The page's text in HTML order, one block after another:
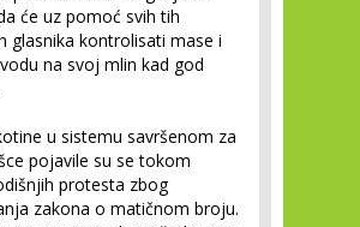
će uz pomoć svih tih
glasnika kontrolisati mase i
na svoj mlin kad god
u sistemu savršenom za
pojavile su se tokom
protesta zbog
zakona o matičnom broju.